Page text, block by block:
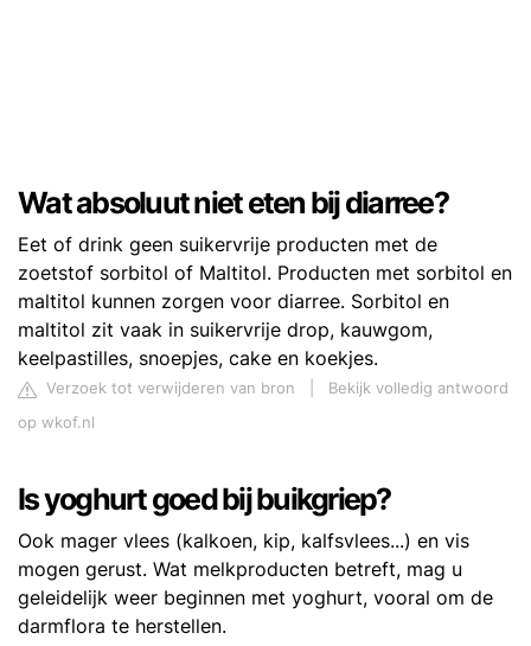
Wat absoluut niet eten bij diarree?
Eet of drink geen suikervrije producten met de
zoetstof sorbitol of Maltitol. Producten met sorbitol en
maltitol kunnen zorgen voor diarree. Sorbitol en
maltitol zit vaak in suikervrije drop, kauwgom,
keelpastilles, snoepjes, cake en koekjes.
Verzoek tot verwijderen van bron
Bekijk volledig antwoord
op wkof.nl
Is yoghurt goed bij buikgriep?
Ook mager vlees (kalkoen, kip, kalfsvlees...) en vis
mogen gerust. Wat melkproducten betreft, mag u
geleidelijk weer beginnen met yoghurt, vooral om de
darmflora te herstellen.